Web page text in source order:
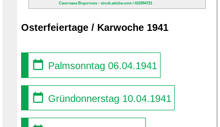
Светлана Воротняк - stock.adobe.com / 415394721
Osterfeiertage / Karwoche 1941
Palmsonntag 06.04.1941
Gründonnerstag 10.04.1941